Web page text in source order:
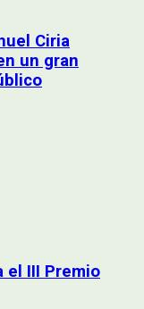
Ciria
un gran
el III Premio